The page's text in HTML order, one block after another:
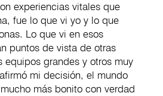
experiencias vitales que
fue lo que vi yo y lo que
Lo que vi en esos
puntos de vista de otras
equipos grandes y otros muy
mi decisión, el mundo
más bonito con verdad